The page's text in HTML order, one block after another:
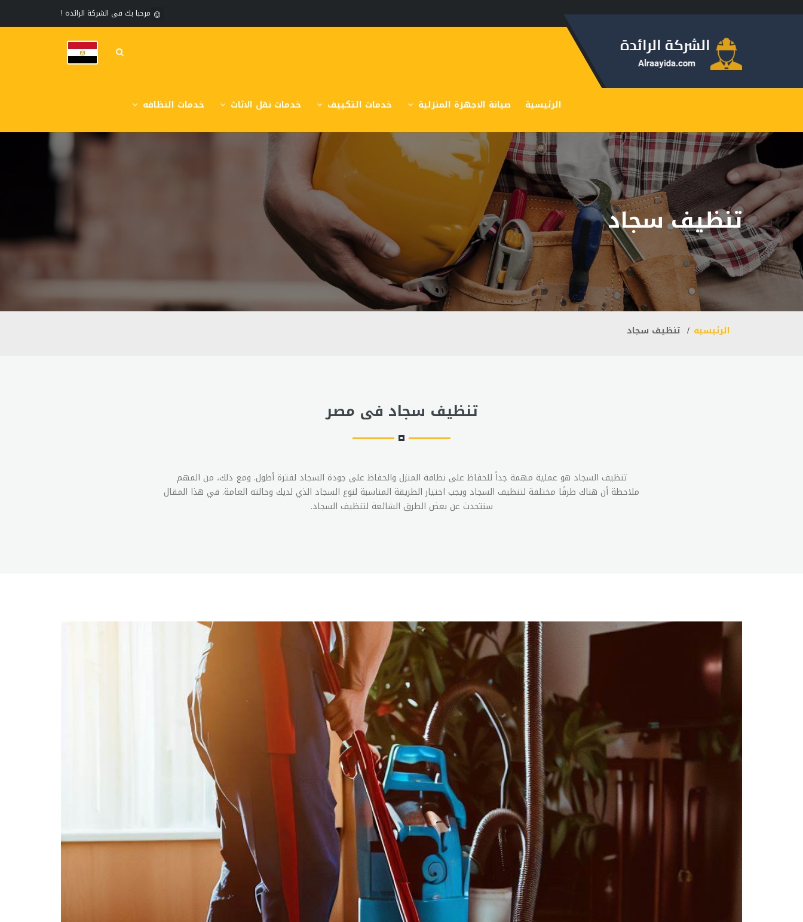
مرحبا بك فى الشركة الرائدة !
الرئيسية صيانة الاجهزة المنزلية خدمات التكييف خدمات نقل الاثاث خدمات النظافه
تنظيف سجاد
الرئيسيه تنظيف سجاد
تنظيف سجاد فى مصر
تنظيف السجاد هو عملية مهمة جداً للحفاظ على نظافة المنزل والحفاظ على جودة السجاد لفترة أطول. ومع ذلك، من المهم
ملاحظة أن هناك طرقًا مختلفة لتنظيف السجاد ويجب اختيار الطريقة المناسبة لنوع السجاد الذي لديك وحالته العامة. في هذا المقال
سنتحدث عن بعض الطرق الشائعة لتنظيف السجاد.